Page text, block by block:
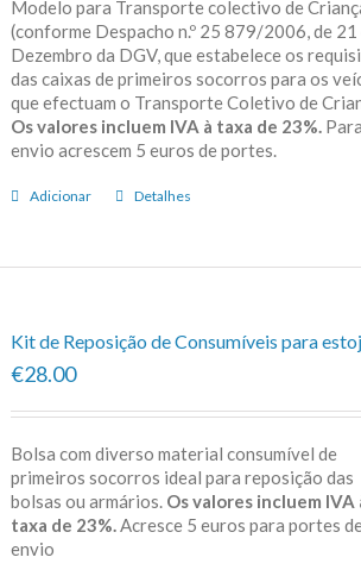
Modelo para Transporte colectivo de
(conforme Despacho n.º 25 879/2006, de 21
Dezembro da DGV, que estabelece os
das caixas de primeiros socorros para os
que efectuam o Transporte Coletivo de
Os valores incluem IVA à taxa de 23%. Para
envio acrescem 5 euros de portes.
Adicionar Detalhes
Kit de Reposição de Consumíveis para
€28.00
Bolsa com diverso material consumível de
primeiros socorros ideal para reposição das
bolsas ou armários. Os valores incluem IVA
taxa de 23%. Acresce 5 euros para portes
envio